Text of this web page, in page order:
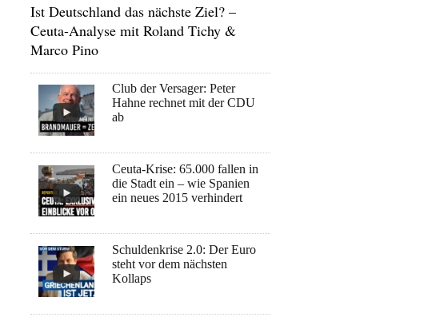
Ist Deutschland das nächste Ziel? –
Ceuta-Analyse mit Roland Tichy &
Marco Pino
Club der Versager: Peter
Hahne rechnet mit der CDU
ab
Ceuta-Krise: 65.000 fallen in
die Stadt ein – wie Spanien
ein neues 2015 verhindert
Schuldenkrise 2.0: Der Euro
steht vor dem nächsten
Kollaps